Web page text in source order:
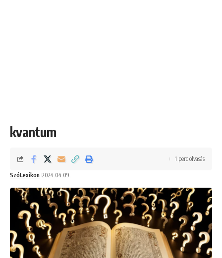
kvantum
SzóLexikon 2024.04.09.
1 perc olvasás